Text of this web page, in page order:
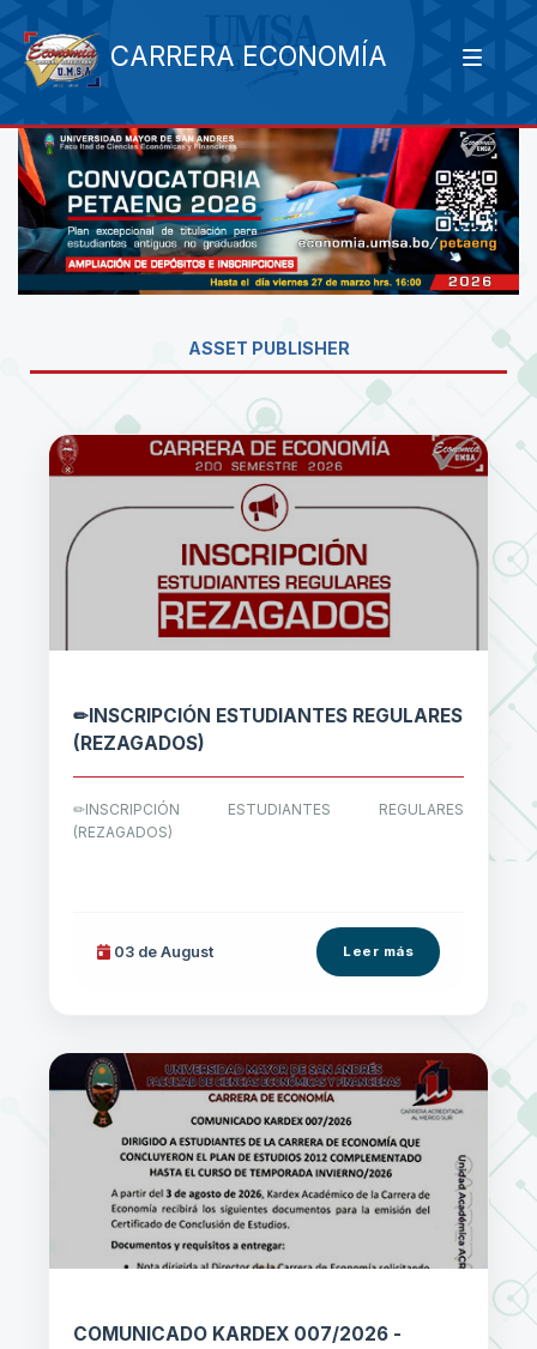
CARRERA ECONOMÍA
ASSET PUBLISHER
✏INSCRIPCIÓN ESTUDIANTES REGULARES
(REZAGADOS)
✏INSCRIPCIÓN ESTUDIANTES REGULARES
(REZAGADOS)
03 de August Leer más
COMUNICADO KARDEX 007/2026 -